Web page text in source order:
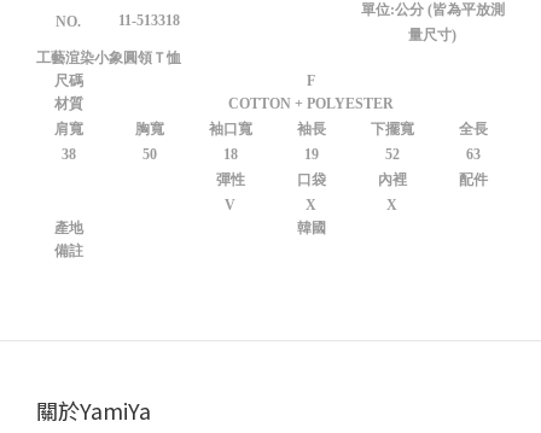
NO. 11-513318
單位:公分 (皆為平放測
量尺寸)
工藝渲染小象圓領Ｔ恤
尺碼
F
材質
COTTON + POLYESTER
肩寬
胸寬 袖口寬 袖長 下擺寬
全長
38
50 18 19 52
63
彈性
口袋 內裡
配件
V
X
X
產地
韓國
備註
關於YamiYa